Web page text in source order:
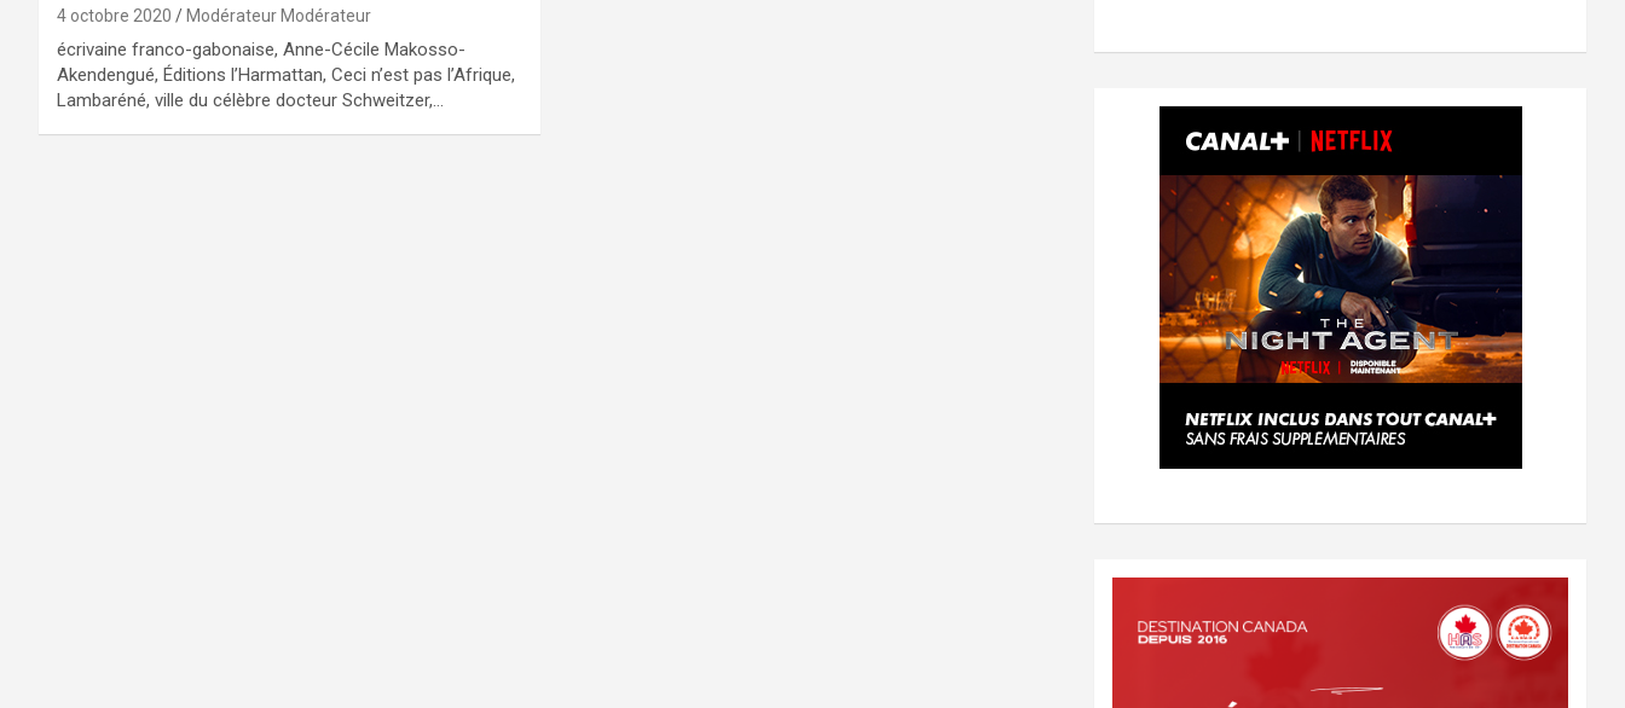
4 octobre 2020 Modérateur Modérateur
écrivaine franco-gabonaise, Anne-Cécile Makosso-
Akendengué, Éditions l’Harmattan, Ceci n’est pas l’Afrique,
Lambaréné, ville du célèbre docteur Schweitzer,…